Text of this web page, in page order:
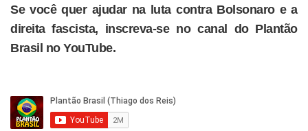
Se você quer ajudar na luta contra Bolsonaro e a
direita fascista, inscreva-se no canal do Plantão
Brasil no YouTube.